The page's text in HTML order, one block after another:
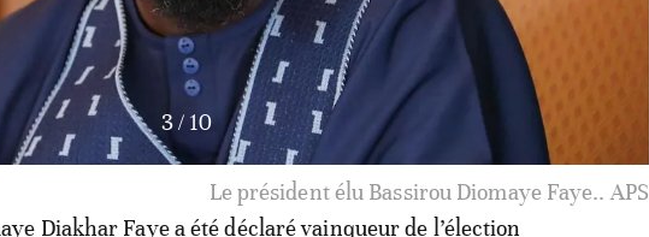
3/ 10
Le président élu Bassirou Diomaye Faye.. APS
Diakhar Faye a été déclaré vainqueur de l’élection